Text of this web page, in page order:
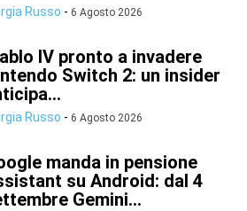
Russo - 6 Agosto 2026
IV pronto a invadere
Switch 2: un insider
Russo - 6 Agosto 2026
manda in pensione
su Android: dal 4
Gemini...